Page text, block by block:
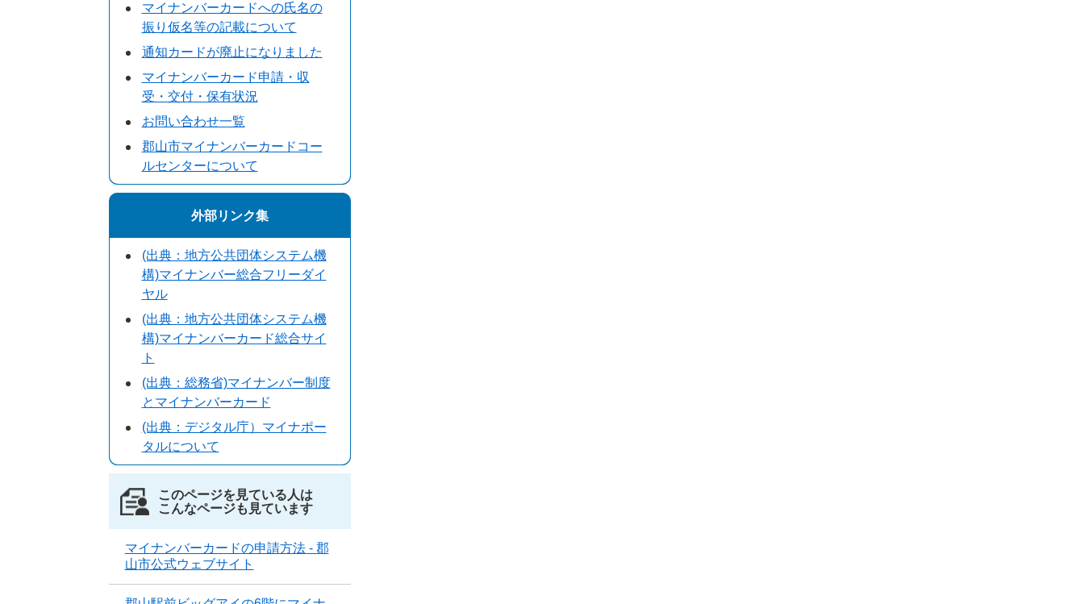
マイナンバーカードへの氏名の
振り仮名等の記載について
通知カードが廃止になりました
マイナンバーカード申請・収
受・交付・保有状況
お問い合わせ一覧
郡山市マイナンバーカードコー
ルセンターについて
外部リンク集
(出典：地方公共団体システム機
構)マイナンバー総合フリーダイ
ヤル
(出典：地方公共団体システム機
構)マイナンバーカード総合サイ
ト
(出典：総務省)マイナンバー制度
とマイナンバーカード
(出典：デジタル庁）マイナポー
タルについて
このページを見ている人は
こんなページも見ています
マイナンバーカードの申請方法 - 郡
山市公式ウェブサイト